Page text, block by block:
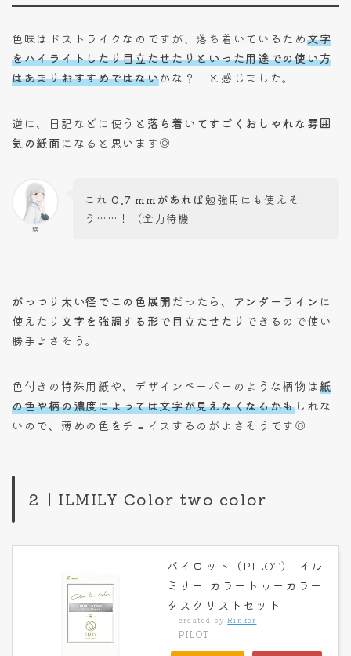
色味はドストライクなのですが、落ち着いているため文字
をハイライトしたり目立たせたりといった用途での使い方
はあまりおすすめではないかな？ と感じました。
逆に、日記などに使うと 落ち着いてすごくおしゃれな雰囲
気の紙面になると思います◎
瑛
これ 0.7 mmがあれば勉強用にも使えそ
う……！（全力待機
がっつり太い径でこの色展開だったら、 アンダーライン に
使えたり 文字を強調する形で目立たせたり できるので使い
勝手よさそう。
色付きの特殊用紙や、デザインペーパーのような柄物は紙
の色や柄の濃度によっては文字が見えなくなるかもしれな
いので、薄めの色をチョイスするのがよさそうです◎
２｜ILMILY Color two color
パイロット（PILOT） イル
ミリー カラートゥーカラー
タスクリストセット
created byRinker
PILOT